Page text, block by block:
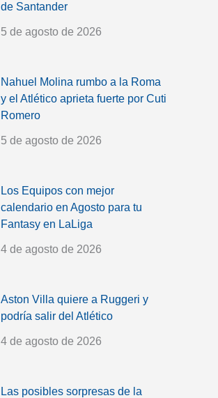
de Santander
5 de agosto de 2026
Nahuel Molina rumbo a la Roma
y el Atlético aprieta fuerte por Cuti
Romero
5 de agosto de 2026
Los Equipos con mejor
calendario en Agosto para tu
Fantasy en LaLiga
4 de agosto de 2026
Aston Villa quiere a Ruggeri y
podría salir del Atlético
4 de agosto de 2026
Las posibles sorpresas de la